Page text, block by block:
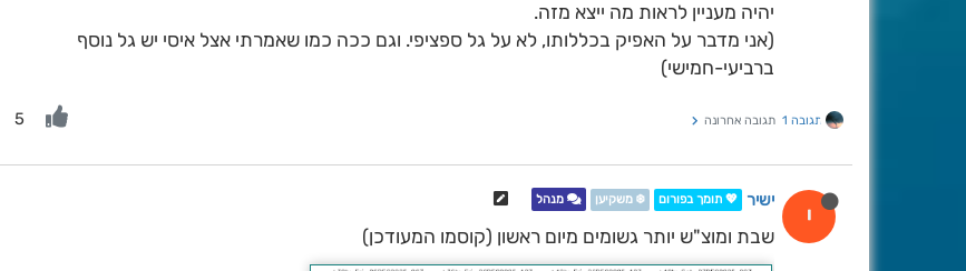
יהיה מעניין לראות מה ייצא מזה.
(אני מדבר על האפיק בכללותו, לא על גל ספציפי. וגם ככה כמו שאמרתי אצל איסי יש גל נוסף
ברביעי-חמישי)
תגובה 1 תגובה אחרונה 5
י ישיר 💖 תומך בפורום ❄️ משקיען מנהל
שבת ומוצ"ש יותר גשומים מיום ראשון (קוסמו המעודכן)